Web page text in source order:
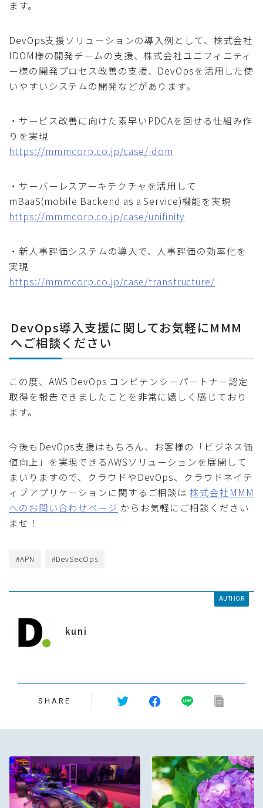
ます。
DevOps支援ソリューションの導入例として、株式会社
IDOM様の開発チームの支援、株式会社ユニフィニティ
ー様の開発プロセス改善の支援、DevOpsを活用した使
いやすいシステムの開発などがあります。
・サービス改善に向けた素早いPDCAを回せる仕組み作
りを実現
https://mmmcorp.co.jp/case/idom
・サーバーレスアーキテクチャを活用して
mBaaS(mobile Backend as a Service)機能を実現
https://mmmcorp.co.jp/case/unifinity
・新人事評価システムの導入で、人事評価の効率化を
実現
https://mmmcorp.co.jp/case/transtructure/
DevOps導入支援に関してお気軽にMMM
へご相談ください
この度、AWS DevOps コンピテンシーパートナー認定
取得を報告できましたことを非常に嬉しく感じており
ます。
今後もDevOps支援はもちろん、お客様の「ビジネス価
値向上」を実現できるAWSソリューションを展開して
まいりますので、クラウドやDevOps、クラウドネイテ
ィブアプリケーションに関するご相談は株式会社MMM
へのお問い合わせページ からお気軽にご相談ください
ませ！
#APN #DevSecOps
AUTHOR
kuni
SHARE